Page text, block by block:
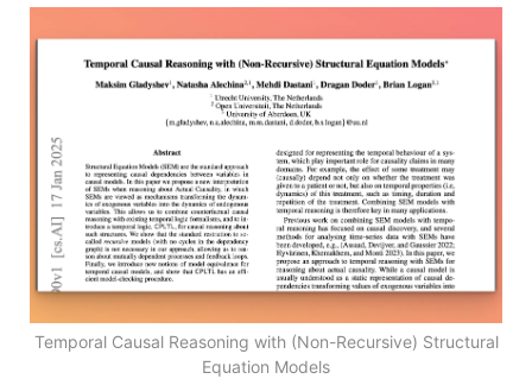
Temporal Causal Reasoning with (Non-Recursive) Structural
Equation Models